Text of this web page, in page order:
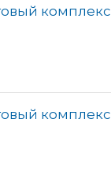
комплекс
комплекс